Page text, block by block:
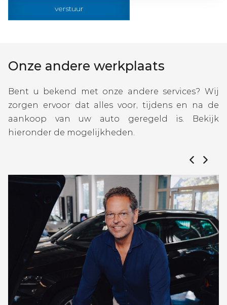
verstuur
Onze andere werkplaats
Bent u bekend met onze andere services? Wij
zorgen ervoor dat alles voor, tijdens en na de
aankoop van uw auto geregeld is. Bekijk
hieronder de mogelijkheden.